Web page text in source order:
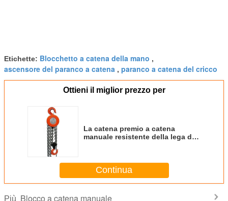
Etichette: Blocchetto a catena della mano ,
ascensore del paranco a catena , paranco a catena del cricco
Ottieni il miglior prezzo per
La catena premio a catena
manuale resistente della lega del
caduta a catena di tonnellata 8
Continua
Più Blocco a catena manuale